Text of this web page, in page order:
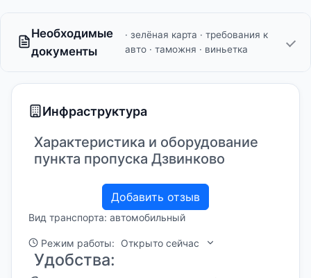
Необходимые
документы
· зелёная карта · требования к
авто · таможня · виньетка
Инфраструктура
Характеристика и оборудование
пункта пропуска Дзвинково
Добавить отзыв
Вид транспорта: автомобильный
Режим работы: Открыто сейчас
Удобства: